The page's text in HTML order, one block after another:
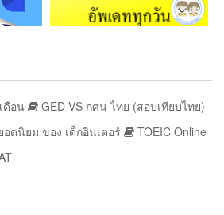
ดือน
GED VS กศน ไทย (สอบเทียบไทย)
ดนิยม ของ เด็กอินเตอร์
TOEIC Online